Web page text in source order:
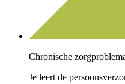
Chronische
Je leert de